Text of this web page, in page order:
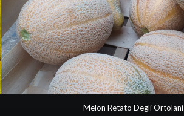
Melon Retato Degli Ortolani